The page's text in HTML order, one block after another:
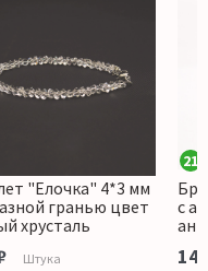
"Елочка" 4*3 мм
гранью цвет
хрусталь
Штука
21
с